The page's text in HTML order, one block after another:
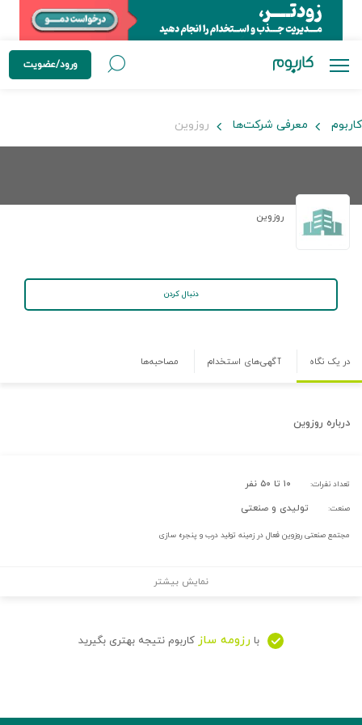
ورود/عضویت
کاربوم معرفی شرکت‌ها روزوین
روزوین
دنبال کردن
در یک نگاه آگهی‌های استخدام مصاحبه‌ها
درباره روزوین
تعداد نفرات: ۱۰ تا ۵۰ نفر
صنعت: تولیدی و صنعتی
مجتمع صنعتی روزوین فعال در زمینه تولید درب و پنجره سازی
نمایش بیشتر
با رزومه ساز کاربوم نتیجه بهتری بگیرید